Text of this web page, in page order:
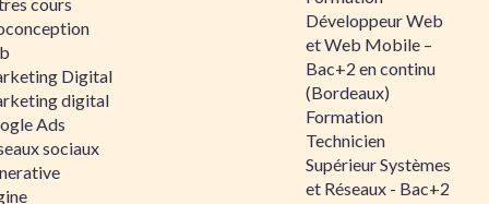
Digital
digital
Ads
sociaux
Développeur Web
et Web Mobile –
Bac+2 en continu
(Bordeaux)
Formation
Technicien
Supérieur Systèmes
et Réseaux - Bac+2